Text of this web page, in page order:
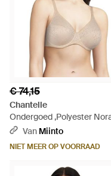
€ 74,15
Chantelle
Ondergoed ,Polyester
Comfort Beugel Bh - Naturel
Van Miinto
NIET MEER OP VOORRAAD